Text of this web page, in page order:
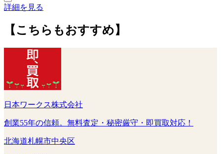
詳細を見る
【こちらもおすすめ】
日本ワークス株式会社
創業55年の信頼。無料査定・秘密厳守・即買取対応！
北海道札幌市中央区